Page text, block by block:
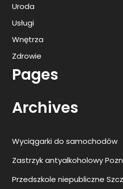
Uroda
Usługi
Wnętrza
Zdrowie
Pages
Archives
Wyciągarki do samochodów
Zastrzyk antyalkoholowy
Przedszkole niepubliczne